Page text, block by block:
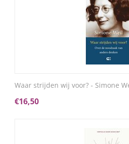
Waar strijden wij voor? - Simone
€16,50